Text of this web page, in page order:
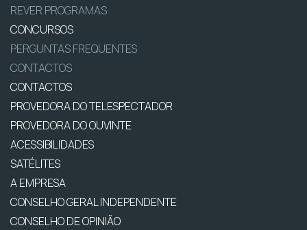
REVER PROGRAMAS
CONCURSOS
PERGUNTAS FREQUENTES
CONTACTOS
CONTACTOS
PROVEDORA DO TELESPECTADOR
PROVEDORA DO OUVINTE
ACESSIBILIDADES
SATÉLITES
A EMPRESA
CONSELHO GERAL INDEPENDENTE
CONSELHO DE OPINIÃO